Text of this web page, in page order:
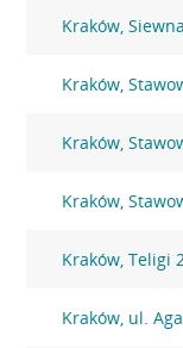
Kraków,
Kraków,
Kraków,
Kraków,
Kraków, Teligi
Kraków, ul.